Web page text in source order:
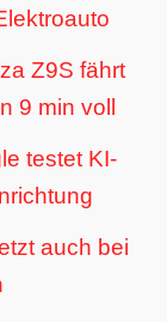
Z9S fährt
9 min voll
testet KI-
auch bei